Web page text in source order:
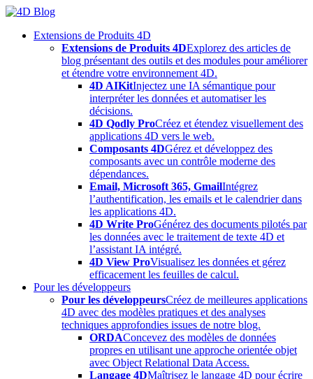
Skip
contentExtensions de Produits 4D
Extensions de Produits 4DExplorez des articles de
blog présentant des outils et des modules pour améliorer
et étendre votre environnement 4D.
4D AIKitInjectez une IA sémantique pour
interpréter les données et automatiser les
décisions.
4D Qodly ProCréez et étendez visuellement des
applications 4D vers le web.
Composants 4DGérez et développez des
composants avec un contrôle moderne des
dépendances.
Email, Microsoft 365, GmailIntégrez
l’authentification, les emails et le calendrier dans
les applications 4D.
4D Write ProGénérez des documents pilotés par
les données avec le traitement de texte 4D et
l’assistant IA intégré.
4D View ProVisualisez les données et gérez
efficacement les feuilles de calcul.
Pour les développeurs
Pour les développeursCréez de meilleures applications
4D avec des modèles pratiques et des analyses
techniques approfondies issues de notre blog.
ORDAConcevez des modèles de données
propres en utilisant une approche orientée objet
avec Object Relational Data Access.
Langage 4DMaîtrisez le langage 4D pour écrire